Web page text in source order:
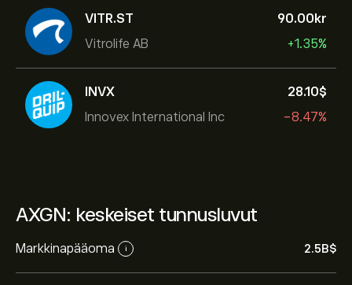
VITR.ST
Vitrolife AB
90.00‎kr‎
+1.35%
INVX
Innovex International Inc
28.10‎$‎
-8.47%
AXGN: keskeiset tunnusluvut
Markkinapääoma i 2.5B‎$‎